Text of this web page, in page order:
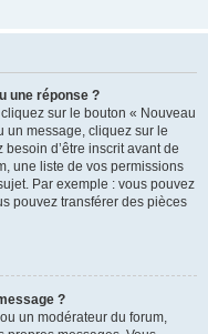
une réponse ?
sur le bouton « Nouveau
un message, cliquez sur le
d’être inscrit avant de
une liste de vos permissions
Par exemple : vous pouvez
pouvez transférer des pièces
?
un modérateur du forum,